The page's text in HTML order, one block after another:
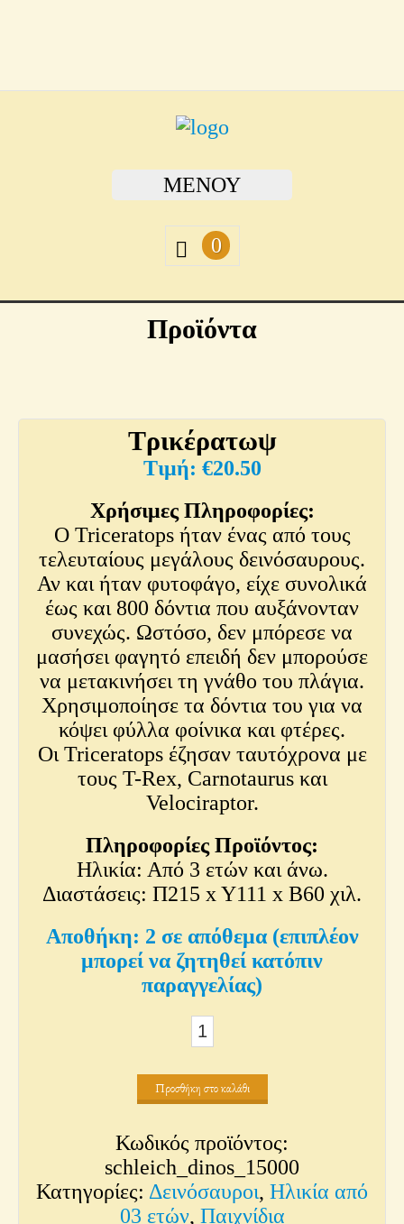
ΜΕΝΟΎ
0
Προϊόντα
Τρικέρατωψ
€20.50
Χρήσιμες Πληροφορίες:
Ο Triceratops ήταν ένας από τους
τελευταίους μεγάλους δεινόσαυρους.
Αν και ήταν φυτοφάγο, είχε συνολικά
έως και 800 δόντια που αυξάνονταν
συνεχώς. Ωστόσο, δεν μπόρεσε να
μασήσει φαγητό επειδή δεν μπορούσε
να μετακινήσει τη γνάθο του πλάγια.
Χρησιμοποίησε τα δόντια του για να
κόψει φύλλα φοίνικα και φτέρες.
Οι Triceratops έζησαν ταυτόχρονα με
τους T-Rex, Carnotaurus και
Velociraptor.
Πληροφορίες Προϊόντος:
Ηλικία: Από 3 ετών και άνω.
Διαστάσεις: Π215 x Y111 x Β60 χιλ.
2 σε απόθεμα (επιπλέον
μπορεί να ζητηθεί κατόπιν
παραγγελίας)
Τρικέρατωψ
ποσότητα
Προσθήκη στο καλάθι
Κωδικός προϊόντος:
schleich_dinos_15000
Κατηγορίες: Δεινόσαυροι, Ηλικία από
03 ετών, Παιχνίδια